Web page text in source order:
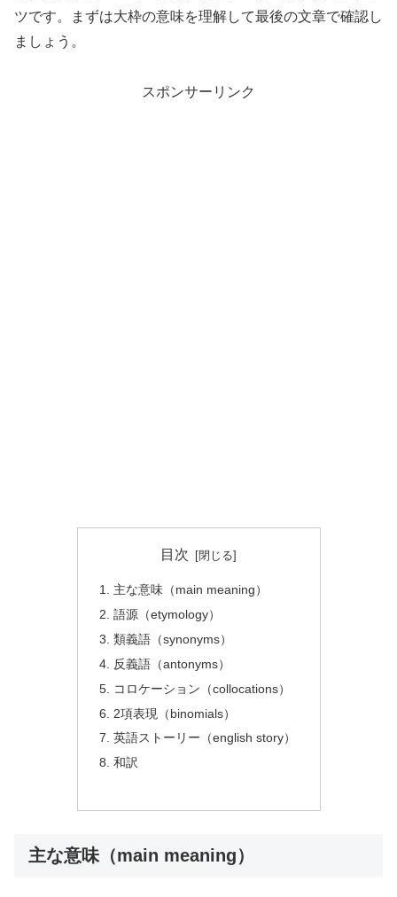
ツです。まずは大枠の意味を理解して最後の文章で確認し
ましょう。
スポンサーリンク
目次
主な意味（main meaning）
語源（etymology）
類義語（synonyms）
反義語（antonyms）
コロケーション（collocations）
2項表現（binomials）
英語ストーリー（english story）
和訳
主な意味（main meaning）